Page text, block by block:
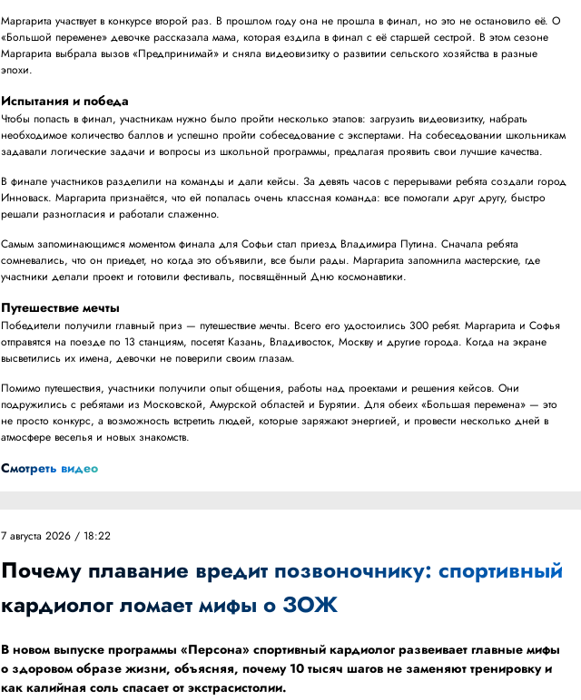
Маргарита участвует в конкурсе второй раз. В прошлом году она не прошла в финал, но это не остановило её. О
«Большой перемене» девочке рассказала мама, которая ездила в финал с её старшей сестрой. В этом сезоне
Маргарита выбрала вызов «Предпринимай» и сняла видеовизитку о развитии сельского хозяйства в разные
эпохи.
Испытания и победа
Чтобы попасть в финал, участникам нужно было пройти несколько этапов: загрузить видеовизитку, набрать
необходимое количество баллов и успешно пройти собеседование с экспертами. На собеседовании школьникам
задавали логические задачи и вопросы из школьной программы, предлагая проявить свои лучшие качества.
В финале участников разделили на команды и дали кейсы. За девять часов с перерывами ребята создали город
Инноваск. Маргарита признаётся, что ей попалась очень классная команда: все помогали друг другу, быстро
решали разногласия и работали слаженно.
Самым запоминающимся моментом финала для Софьи стал приезд Владимира Путина. Сначала ребята
сомневались, что он приедет, но когда это объявили, все были рады. Маргарита запомнила мастерские, где
участники делали проект и готовили фестиваль, посвящённый Дню космонавтики.
Путешествие мечты
Победители получили главный приз — путешествие мечты. Всего его удостоились 300 ребят. Маргарита и Софья
отправятся на поезде по 13 станциям, посетят Казань, Владивосток, Москву и другие города. Когда на экране
высветились их имена, девочки не поверили своим глазам.
Помимо путешествия, участники получили опыт общения, работы над проектами и решения кейсов. Они
подружились с ребятами из Московской, Амурской областей и Бурятии. Для обеих «Большая перемена» — это
не просто конкурс, а возможность встретить людей, которые заряжают энергией, и провести несколько дней в
атмосфере веселья и новых знакомств.
Смотреть видео
7 августа 2026 / 18:22
Почему плавание вредит позвоночнику: спортивный
кардиолог ломает мифы о ЗОЖ
В новом выпуске программы «Персона» спортивный кардиолог развеивает главные мифы
о здоровом образе жизни, объясняя, почему 10 тысяч шагов не заменяют тренировку и
как калийная соль спасает от экстрасистолии.